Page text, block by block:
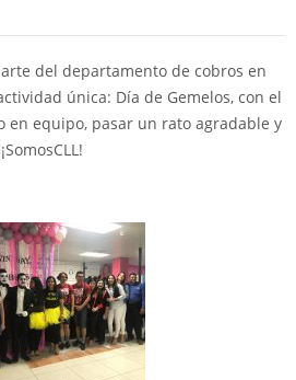
del departamento de cobros en
única: Día de Gemelos, con el
equipo, pasar un rato agradable y
SomosCLL!